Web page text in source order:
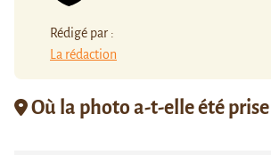
Rédigé par :
La rédaction
Où la photo a-t-elle été prise